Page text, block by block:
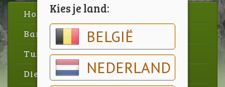
Kies je land:
BELGIË
NEDERLAND
Home
Barbecue
Tuin
Dier